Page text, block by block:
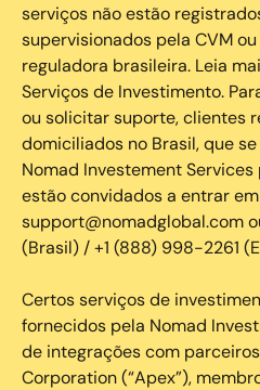
serviços não estão
supervisionados pela CVM
reguladora brasileira. Leia
Serviços de Investimento.
ou solicitar suporte, clientes
domiciliados no Brasil, que
Nomad Investement
estão convidados a entrar
support@nomadglobal.com
(Brasil) / +1 (888) 998-2261
Certos serviços de
fornecidos pela Nomad
de integrações com
Corporation (“Apex”),